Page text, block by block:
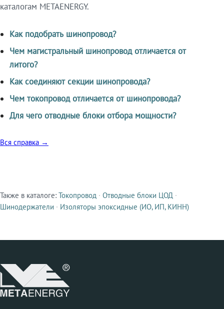
каталогам METAENERGY.
Как подобрать шинопровод?
Чем магистральный шинопровод отличается от
литого?
Как соединяют секции шинопровода?
Чем токопровод отличается от шинопровода?
Для чего отводные блоки отбора мощности?
Вся справка →
Смежные продукты
Также в каталоге: Токопровод · Отводные блоки ЦОД ·
Шинодержатели · Изоляторы эпоксидные (ИО, ИП, КИНН)